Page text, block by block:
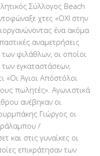
Σύλλογος Beach
χτες «ΟΧΙ στην
ένα ακόμα
αναμετρήσεις
φιλάθλων, οι οποίοι
των εγκαταστάσεων,
«Οι Άγιοι Απόστόλοι
πωλητές». Αγωνιστικά
ανέβηκαν οι
Γιώργος οι
/
και στις γυναίκες οι
επικράτησαν των